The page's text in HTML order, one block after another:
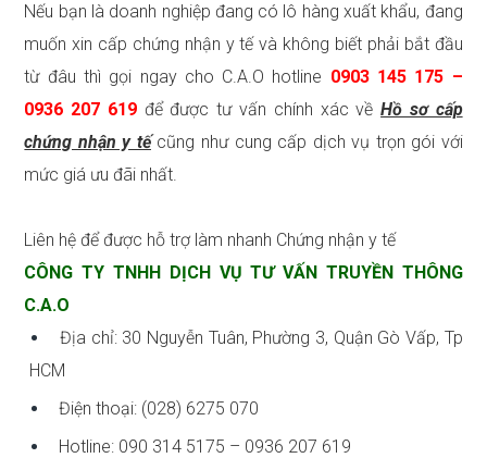
Nếu bạn là doanh nghiệp đang có lô hàng xuất khẩu, đang
muốn xin cấp chứng nhận y tế và không biết phải bắt đầu
từ đâu thì gọi ngay cho C.A.O hotline 0903 145 175 –
0936 207 619để được tư vấn chính xác vềHồ sơ cấp
chứng nhận y tếcũng như cung cấp dịch vụ trọn gói với
mức giá ưu đãi nhất.
Liên hệ để được hỗ trợ làm nhanh Chứng nhận y tế
CÔNG TY TNHH DỊCH VỤ TƯ VẤN TRUYỀN THÔNG
C.A.O
Địa chỉ: 30 Nguyễn Tuân, Phường 3, Quận Gò Vấp, Tp
HCM
Điện thoại: (028) 6275 070
Hotline: 090 314 5175 – 0936 207 619